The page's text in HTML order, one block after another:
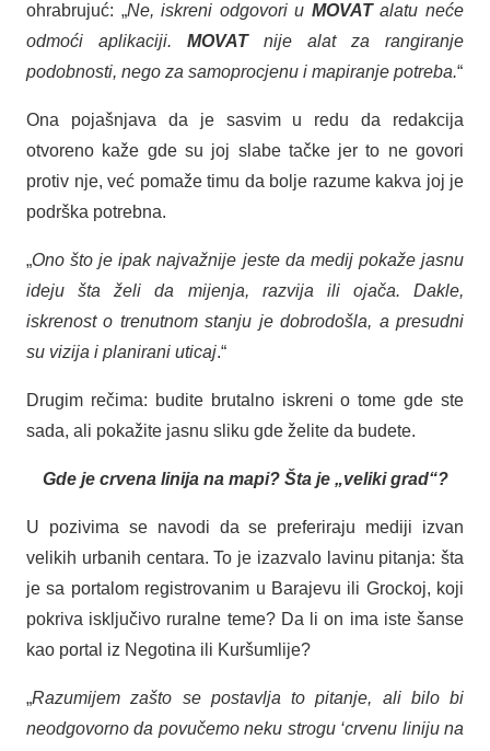
ohrabrujuć: „Ne, iskreni odgovori u MOVATalatu neće
odmoći aplikaciji. MOVATnije alat za rangiranje
podobnosti, nego za samoprocjenu i mapiranje potreba.“
Ona pojašnjava da je sasvim u redu da redakcija
otvoreno kaže gde su joj slabe tačke jer to ne govori
protiv nje, već pomaže timu da bolje razume kakva joj je
podrška potrebna.
„Ono što je ipak najvažnije jeste da medij pokaže jasnu
ideju šta želi da mijenja, razvija ili ojača. Dakle,
iskrenost o trenutnom stanju je dobrodošla, a presudni
su vizija i planirani uticaj.“
Drugim rečima: budite brutalno iskreni o tome gde ste
sada, ali pokažite jasnu sliku gde želite da budete.
Gde je crvena linija na mapi? Šta je „veliki grad“?
U pozivima se navodi da se preferiraju mediji izvan
velikih urbanih centara. To je izazvalo lavinu pitanja: šta
je sa portalom registrovanim u Barajevu ili Grockoj, koji
pokriva isključivo ruralne teme? Da li on ima iste šanse
kao portal iz Negotina ili Kuršumlije?
„Razumijem zašto se postavlja to pitanje, ali bilo bi
neodgovorno da povučemo neku strogu ‘crvenu liniju na